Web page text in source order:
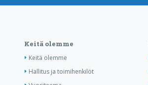
Keitä olemme
Keitä olemme
Hallitus ja toimihenkilöt